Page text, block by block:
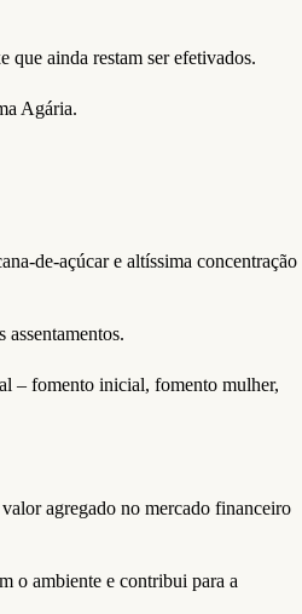
ainda restam ser efetivados.
Agária.
de-açúcar e altíssima concentração
– fomento inicial, fomento mulher,
agregado no mercado financeiro
o ambiente e contribui para a